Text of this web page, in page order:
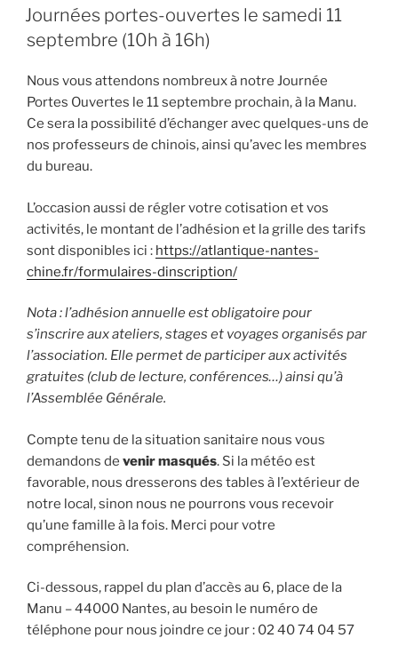
LE
Journées portes-ouvertes le samedi 11
septembre (10h à 16h)
Nous vous attendons nombreux à notre Journée
Portes Ouvertes le 11 septembre prochain, à la Manu.
Ce sera la possibilité d’échanger avec quelques-uns de
nos professeurs de chinois, ainsi qu’avec les membres
du bureau.
L’occasion aussi de régler votre cotisation et vos
activités, le montant de l’adhésion et la grille des tarifs
sont disponibles ici : https://atlantique-nantes-
chine.fr/formulaires-dinscription/
Nota : l’adhésion annuelle est obligatoire pour
s’inscrire aux ateliers, stages et voyages organisés par
l’association. Elle permet de participer aux activités
gratuites (club de lecture, conférences…) ainsi qu’à
l’Assemblée Générale.
Compte tenu de la situation sanitaire nous vous
demandons de venir masqués. Si la météo est
favorable, nous dresserons des tables à l’extérieur de
notre local, sinon nous ne pourrons vous recevoir
qu’une famille à la fois. Merci pour votre
compréhension.
Ci-dessous, rappel du plan d’accès au 6, place de la
Manu – 44000 Nantes, au besoin le numéro de
téléphone pour nous joindre ce jour : 02 40 74 04 57